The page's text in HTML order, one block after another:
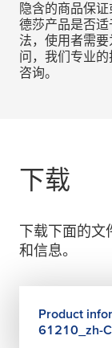
隐含的商品保
德莎产品是否
法，使用者需
问，我们专业
咨询。
下载
下载下面的文
和信息。
Product
61210_zh-